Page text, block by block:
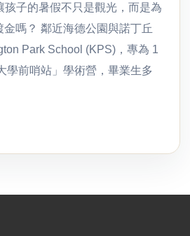
孩子的暑假不只是觀光，而是為
嗎？ 鄰近海德公園與諾丁丘
Park School (KPS)，專為 1
學前哨站」學術營，畢業生多